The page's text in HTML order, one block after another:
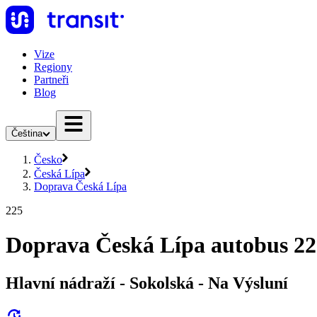
Vize
Regiony
Partneři
Blog
Čeština
Česko
Česká Lípa
Doprava Česká Lípa
225
Doprava Česká Lípa autobus
Hlavní nádraží - Sokolská - Na Výsluní